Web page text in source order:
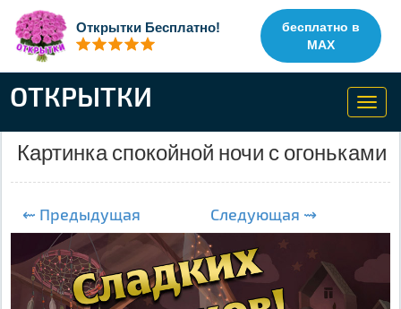
Открытки Бесплатно!
бесплатно в
MAX
ОТКРЫТКИ
Картинка спокойной ночи с огоньками
⇜ Предыдущая Следующая ⇝